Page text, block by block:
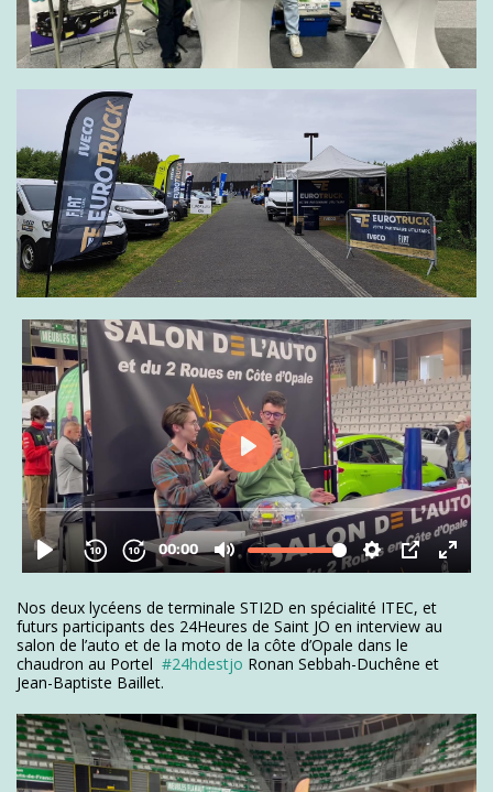
Nos deux lycéens de terminale STI2D en spécialité ITEC, et
futurs participants des 24Heures de Saint JO en interview au
salon de l’auto et de la moto de la côte d’Opale dans le
chaudron au Portel #24hdestjo Ronan Sebbah-Duchêne et
Jean-Baptiste Baillet.